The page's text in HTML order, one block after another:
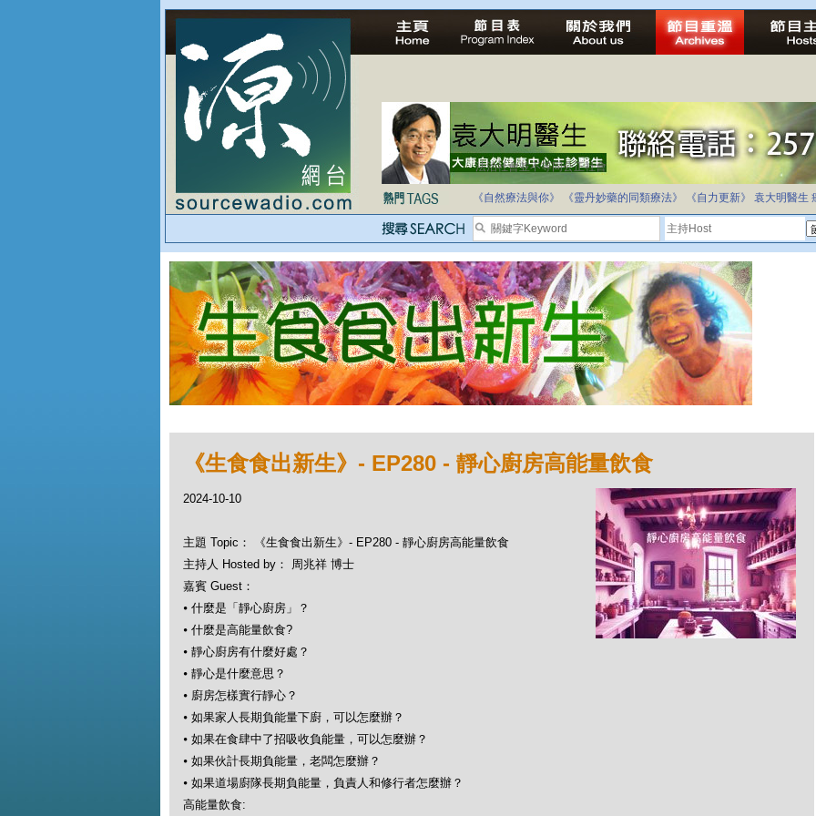
自家教育合法化-推動多元化教育，全民學卷制
《自然療法與你》 《靈丹妙藥的同類療法》 《自力更新》 袁大明醫生
《生食食出新生》- EP280 - 靜心廚房高能量飲食
2024-10-10
主題 Topic： 《生食食出新生》- EP280 - 靜心廚房高能量飲食
主持人 Hosted by： 周兆祥 博士
嘉賓 Guest：
⦁ 什麼是「靜心廚房」？
⦁ 什麼是高能量飲食?
⦁ 靜心廚房有什麼好處？
⦁ 靜心是什麼意思？
⦁ 廚房怎樣實行靜心？
⦁ 如果家人長期負能量下廚，可以怎麼辦？
⦁ 如果在食肆中了招吸收負能量，可以怎麼辦？
⦁ 如果伙計長期負能量，老闆怎麼辦？
⦁ 如果道場廚隊長期負能量，負責人和修行者怎麼辦？
高能量飲食: